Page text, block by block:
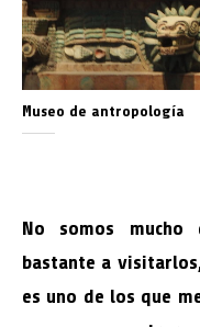
Museo de antropología
No somos
bastante a
es uno de los que